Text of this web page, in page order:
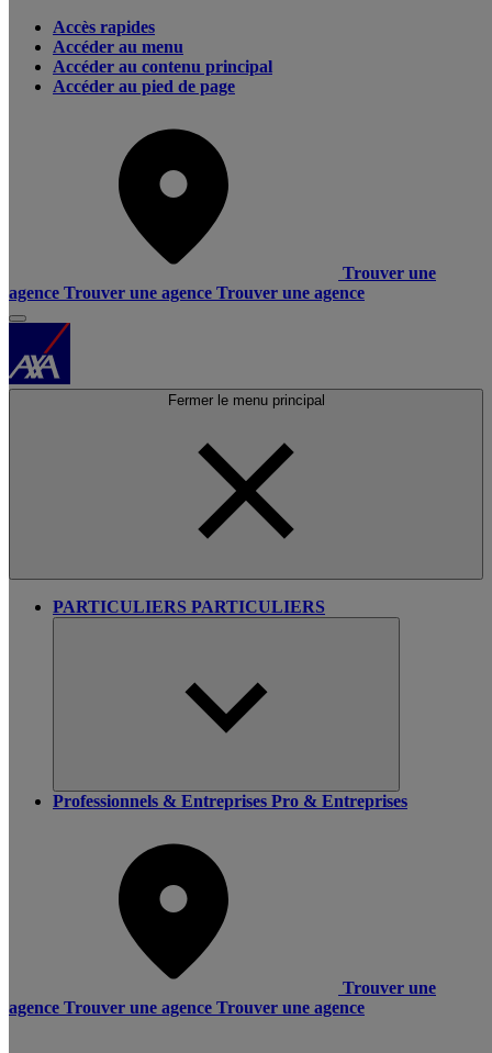
Accès rapides
Accéder au menu
Accéder au contenu principal
Accéder au pied de page
Trouver une
agence Trouver une agence Trouver une agence
Fermer le menu principal
PARTICULIERS PARTICULIERS
Professionnels & Entreprises Pro & Entreprises
Trouver une
agence Trouver une agence Trouver une agence